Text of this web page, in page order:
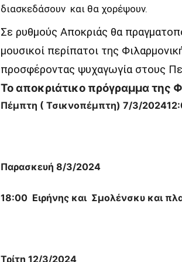
διασκεδάσουν και θα χορέψουν.
Σε ρυθμούς Αποκριάς θα
μουσικοί περίπατοι της
προσφέροντας ψυχαγωγία στους
Το αποκριάτικο πρόγραμμα της
Πέμπτη ( Τσικνοπέμπτη) 7/3/2024
Παρασκευή 8/3/2024
18:00 Ειρήνης και Σμολένσκυ και
Τρίτη 12/3/2024